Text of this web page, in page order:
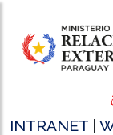
INTRANET